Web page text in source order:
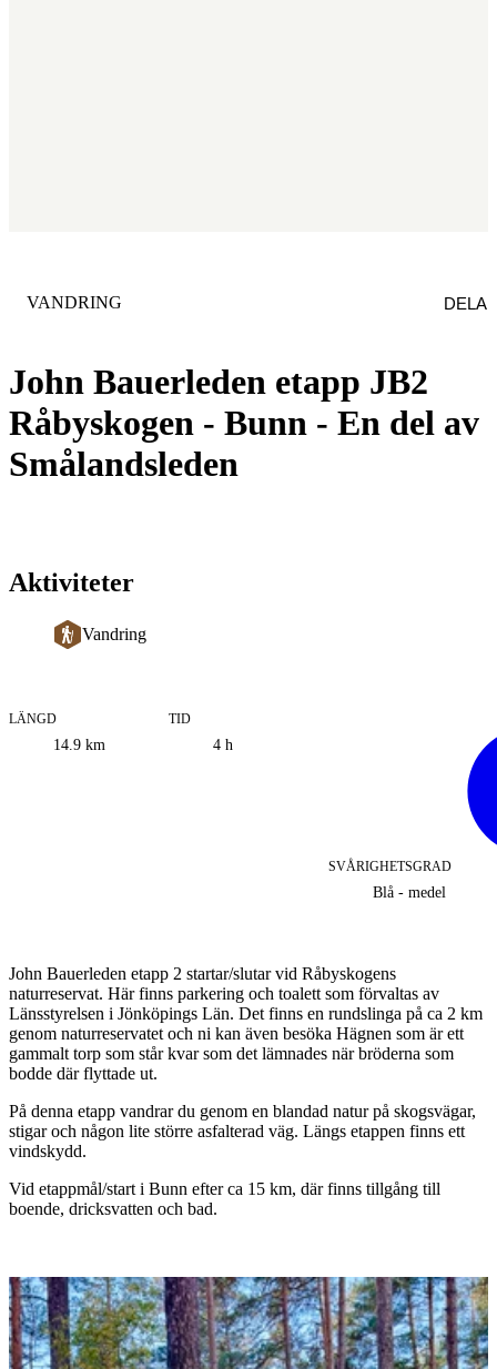
John Bauerleden etapp JB2
Råbyskogen - Bunn - En del av
Smålandsleden
KATEGORI:
VANDRING DELA
Aktiviteter
Vandring
Information
LÄNGD
14.9 km
TID
4 h
SVÅRIGHETSGRAD
Blå - medel
John Bauerleden etapp 2 startar/slutar vid Råbyskogens
naturreservat. Här finns parkering och toalett som förvaltas av
Länsstyrelsen i Jönköpings Län. Det finns en rundslinga på ca 2 km
genom naturreservatet och ni kan även besöka Hägnen som är ett
gammalt torp som står kvar som det lämnades när bröderna som
bodde där flyttade ut.
På denna etapp vandrar du genom en blandad natur på skogsvägar,
stigar och någon lite större asfalterad väg. Längs etappen finns ett
vindskydd.
Vid etappmål/start i Bunn efter ca 15 km, där finns tillgång till
boende, dricksvatten och bad.
Bildspel
med
bilder